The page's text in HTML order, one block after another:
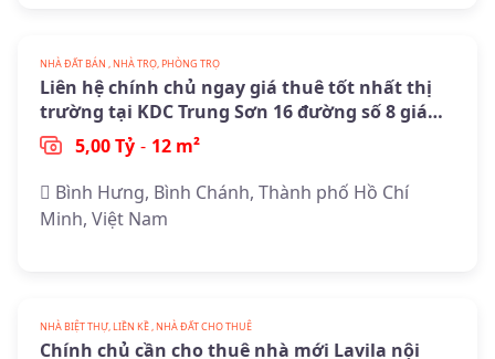
NHÀ ĐẤT BÁN , NHÀ TRỌ, PHÒNG TRỌ
Liên hệ chính chủ ngay giá thuê tốt nhất thị
trường tại KDC Trung Sơn 16 đường số 8 giá
2.9-3.8tr
5,00 Tỷ - 12 m²
Bình Hưng, Bình Chánh, Thành phố Hồ Chí
Minh, Việt Nam
NHÀ BIỆT THỰ, LIỀN KỀ , NHÀ ĐẤT CHO THUÊ
Chính chủ cần cho thuê nhà mới Lavila nội